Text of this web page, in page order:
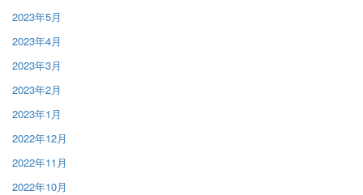
2023年5月
2023年4月
2023年3月
2023年2月
2023年1月
2022年12月
2022年11月
2022年10月